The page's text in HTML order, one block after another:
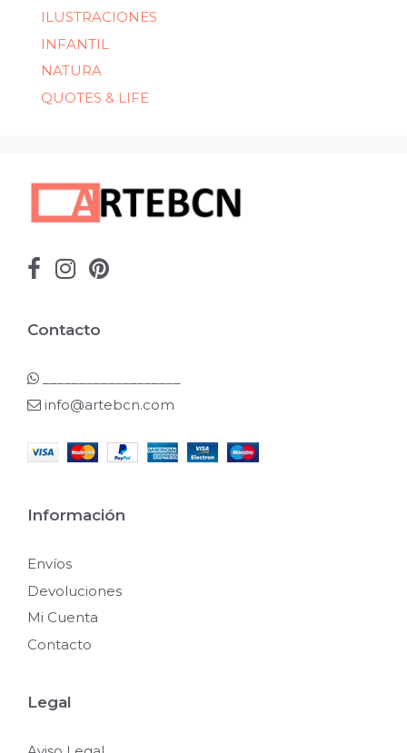
ILUSTRACIONES
INFANTIL
NATURA
QUOTES & LIFE
Contacto
info@artebcn.com
Información
Envíos
Devoluciones
Mi Cuenta
Contacto
Legal